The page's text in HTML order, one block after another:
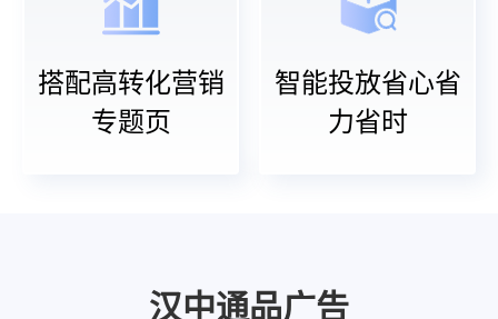
搭配高转化营销
专题页
智能投放省心省
力省时
汉中通品广告